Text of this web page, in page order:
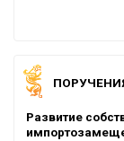
Развитие